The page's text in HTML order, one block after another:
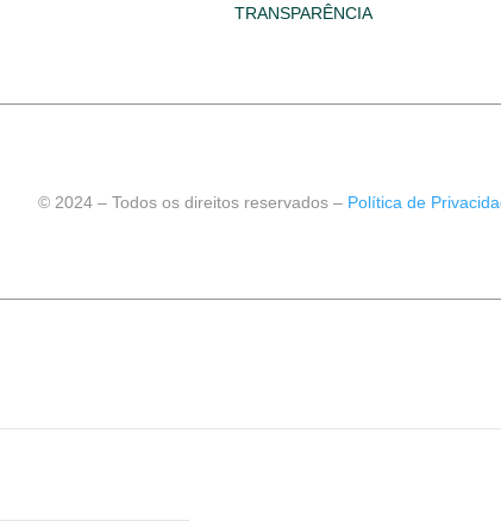
TRANSPARÊNCIA
© 2024 – Todos os direitos reservados – Política de